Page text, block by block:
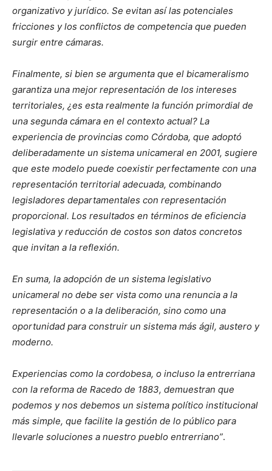
organizativo y jurídico. Se evitan así las potenciales
fricciones y los conflictos de competencia que pueden
surgir entre cámaras.
Finalmente, si bien se argumenta que el bicameralismo
garantiza una mejor representación de los intereses
territoriales, ¿es esta realmente la función primordial de
una segunda cámara en el contexto actual? La
experiencia de provincias como Córdoba, que adoptó
deliberadamente un sistema unicameral en 2001, sugiere
que este modelo puede coexistir perfectamente con una
representación territorial adecuada, combinando
legisladores departamentales con representación
proporcional. Los resultados en términos de eficiencia
legislativa y reducción de costos son datos concretos
que invitan a la reflexión.
En suma, la adopción de un sistema legislativo
unicameral no debe ser vista como una renuncia a la
representación o a la deliberación, sino como una
oportunidad para construir un sistema más ágil, austero y
moderno.
Experiencias como la cordobesa, o incluso la entrerriana
con la reforma de Racedo de 1883, demuestran que
podemos y nos debemos un sistema político institucional
más simple, que facilite la gestión de lo público para
llevarle soluciones a nuestro pueblo entrerriano”.